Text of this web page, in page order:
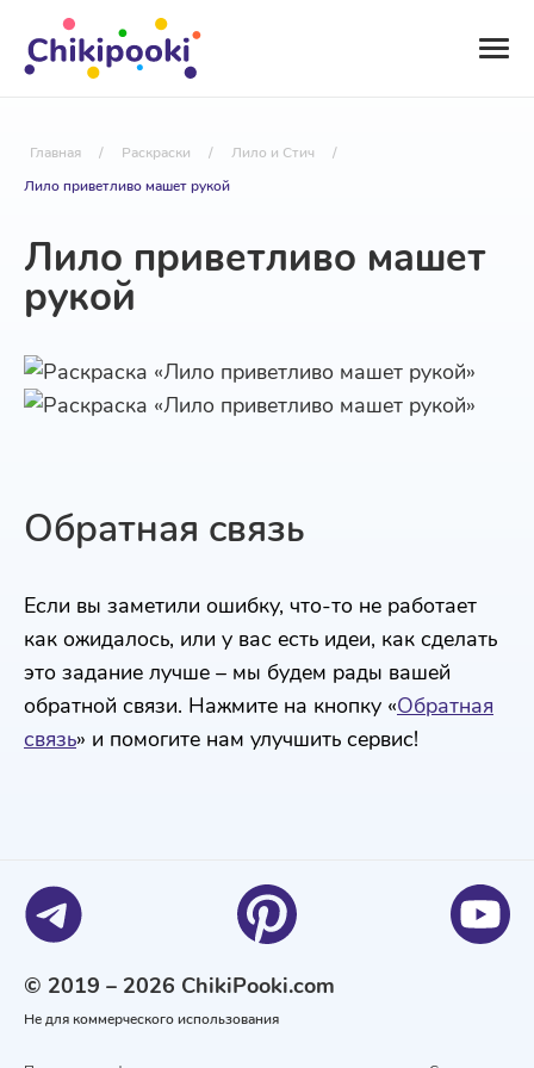
Главная / Раскраски / Лило и Стич
/
Лило приветливо машет рукой
Лило приветливо машет
рукой
Обратная связь
Если вы заметили ошибку, что-то не работает
как ожидалось, или у вас есть идеи, как сделать
это задание лучше – мы будем рады вашей
обратной связи. Нажмите на кнопку «Обратная
связь» и помогите нам улучшить сервис!
© 2019 – 2026 ChikiPooki.com
Не для коммерческого использования